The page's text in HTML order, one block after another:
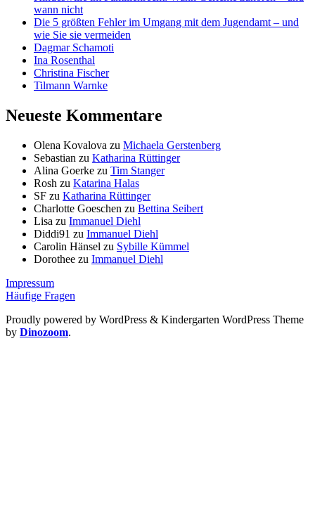
wann nicht
Die 5 größten Fehler im Umgang mit dem Jugendamt – und
wie Sie sie vermeiden
Dagmar Schamoti
Ina Rosenthal
Christina Fischer
Tilmann Warnke
Neueste Kommentare
Olena Kovalova zu Michaela Gerstenberg
Sebastian zu Katharina Rüttinger
Alina Goerke zu Tim Stanger
Rosh zu Katarina Halas
SF zu Katharina Rüttinger
Charlotte Goeschen zu Bettina Seibert
Lisa zu Immanuel Diehl
Diddi91 zu Immanuel Diehl
Carolin Hänsel zu Sybille Kümmel
Dorothee zu Immanuel Diehl
Impressum
Häufige Fragen
Proudly powered by WordPress & Kindergarten WordPress Theme
by Dinozoom.